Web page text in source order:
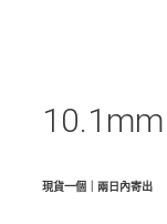
現貨一個｜兩日內寄出